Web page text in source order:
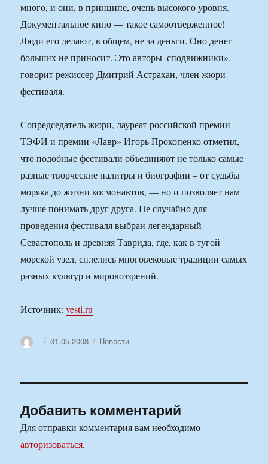
много, и они, в принципе, очень высокого уровня.
Документальное кино — такое самоотверженное!
Люди его делают, в общем, не за деньги. Оно денег
больших не приносит. Это авторы–сподвижники», —
говорит режиссер Дмитрий Астрахан, член жюри
фестиваля.
Сопредседатель жюри, лауреат российской премии
ТЭФИ и премии «Лавр» Игорь Прокопенко отметил,
что подобные фестивали объединяют не только самые
разные творческие палитры и биографии – от судьбы
моряка до жизни космонавтов, — но и позволяет нам
лучше понимать друг друга. Не случайно для
проведения фестиваля выбран легендарный
Севастополь и древняя Таврида, где, как в тугой
морской узел, сплелись многовековые традиции самых
разных культур и мировоззрений.
Источник:vesti.ru
АвторОпубликовано
31.05.2008 Рубрики
Новости
Добавить комментарий
Для отправки комментария вам необходимо
авторизоваться.